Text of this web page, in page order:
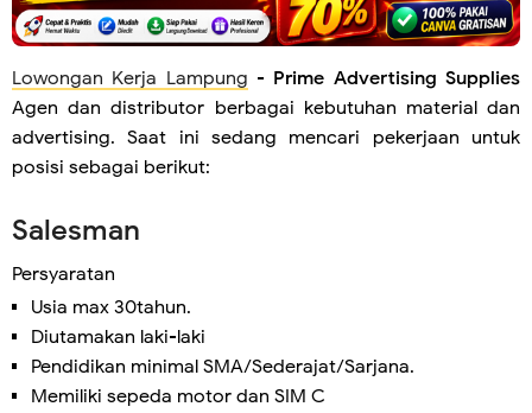
Lowongan Kerja Lampung - Prime Advertising Supplies
Agen dan distributor berbagai kebutuhan material dan
advertising. Saat ini sedang mencari pekerjaan untuk
posisi sebagai berikut:
Salesman
Persyaratan
Usia max 30tahun.
Diutamakan laki-laki
Pendidikan minimal SMA/Sederajat/Sarjana.
Memiliki sepeda motor dan SIM C